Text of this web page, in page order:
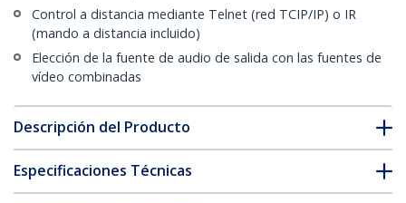
Control a distancia mediante Telnet (red TCIP/IP) o IR
(mando a distancia incluido)
Elección de la fuente de audio de salida con las fuentes de
vídeo combinadas
Descripción del Producto
Especificaciones Técnicas